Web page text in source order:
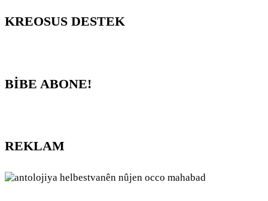
KREOSUS DESTEK
BİBE ABONE!
REKLAM